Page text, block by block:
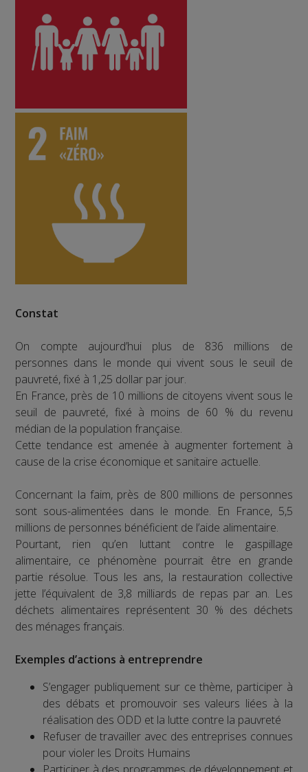
Constat
On compte aujourd’hui plus de 836 millions de
personnes dans le monde qui vivent sous le seuil de
pauvreté, fixé à 1,25 dollar par jour.
En France, près de 10 millions de citoyens vivent sous le
seuil de pauvreté, fixé à moins de 60 % du revenu
médian de la population française.
Cette tendance est amenée à augmenter fortement à
cause de la crise économique et sanitaire actuelle.
Concernant la faim, près de 800 millions de personnes
sont sous-alimentées dans le monde. En France, 5,5
millions de personnes bénéficient de l’aide alimentaire.
Pourtant, rien qu’en luttant contre le gaspillage
alimentaire, ce phénomène pourrait être en grande
partie résolue. Tous les ans, la restauration collective
jette l’équivalent de 3,8 milliards de repas par an. Les
déchets alimentaires représentent 30 % des déchets
des ménages français.
Exemples d’actions à entreprendre
S’engager publiquement sur ce thème, participer à
des débats et promouvoir ses valeurs liées à la
réalisation des ODD et la lutte contre la pauvreté
Refuser de travailler avec des entreprises connues
pour violer les Droits Humains